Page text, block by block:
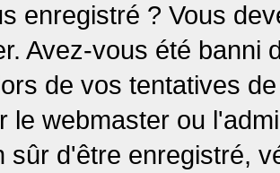
enregistré ? Vous
Avez-vous été banni
de vos tentatives
le webmaster ou
sûr d'être enregistré,